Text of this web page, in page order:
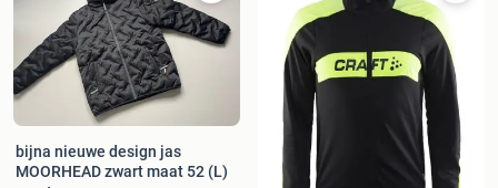
bijna nieuwe design jas
MOORHEAD zwart maat 52 (L)